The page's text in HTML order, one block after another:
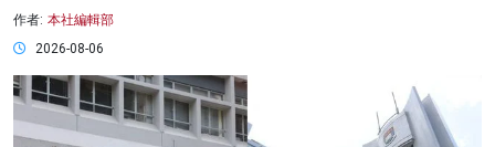
作者: 本社編輯部
2026-08-06